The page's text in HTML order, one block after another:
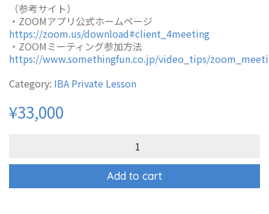
（参考サイト）
・ZOOMアプリ公式ホームページ
https://zoom.us/download#client_4meeting
・ZOOMミーティング参加方法
https://www.somethingfun.co.jp/video_tips/
Category: IBA Private Lesson
¥33,000
後・
Add to cart